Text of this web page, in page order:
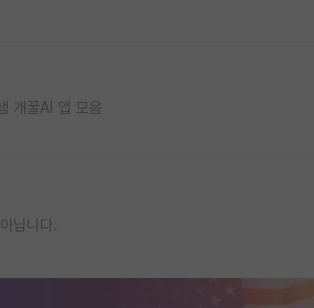
개꿀AI 앱 모음
닙니다.